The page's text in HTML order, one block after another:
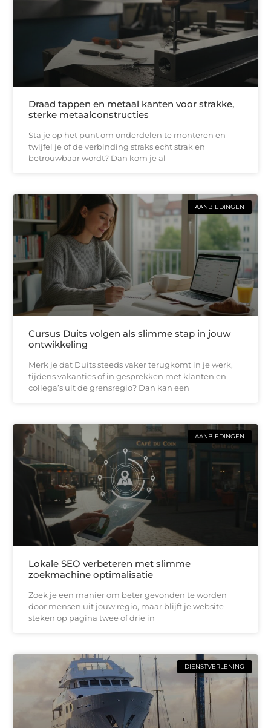
Draad tappen en metaal kanten voor strakke,
sterke metaalconstructies
Sta je op het punt om onderdelen te monteren en
twijfel je of de verbinding straks echt strak en
betrouwbaar wordt? Dan kom je al
AANBIEDINGEN
Cursus Duits volgen als slimme stap in jouw
ontwikkeling
Merk je dat Duits steeds vaker terugkomt in je werk,
tijdens vakanties of in gesprekken met klanten en
collega’s uit de grensregio? Dan kan een
AANBIEDINGEN
Lokale SEO verbeteren met slimme
zoekmachine optimalisatie
Zoek je een manier om beter gevonden te worden
door mensen uit jouw regio, maar blijft je website
steken op pagina twee of drie in
DIENSTVERLENING